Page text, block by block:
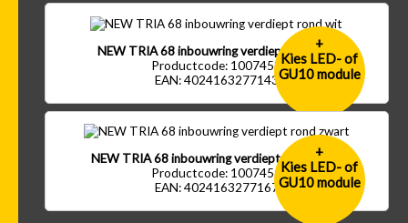
NEW TRIA 68 inbouwring verdiept rond wit
Productcode: 1007453
EAN: 4024163277143
+
Kies LED- of
GU10 module
NEW TRIA 68 inbouwring verdiept rond zwart
Productcode: 1007451
EAN: 4024163277167
+
Kies LED- of
GU10 module